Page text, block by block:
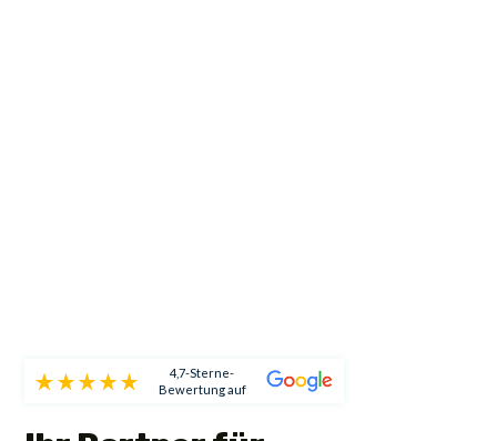
4,7-Sterne-
Bewertung auf